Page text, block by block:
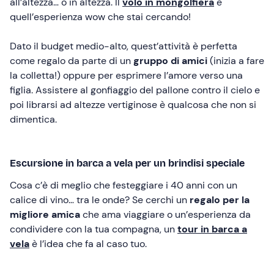
quell’esperienza wow che stai cercando!
Dato il budget medio-alto, quest’attività è perfetta
come regalo da parte di ungruppo di amici(inizia a fare
la colletta!) oppure per esprimere l’amore verso una
figlia. Assistere al gonfiaggio del pallone contro il cielo e
poi librarsi ad altezze vertiginose è qualcosa che non si
dimentica.
Escursione in barca a vela per un brindisi speciale
Cosa c’è di meglio che festeggiare i 40 anni con un
calice di vino… tra le onde? Se cerchi un regalo per la
migliore amicache ama viaggiare o un’esperienza da
condividere con la tua compagna, untour in barca a
velaè l’idea che fa al caso tuo.